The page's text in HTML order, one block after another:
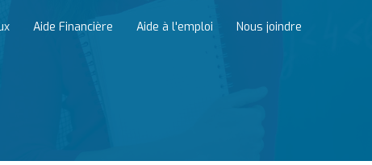
Aide Financière Aide à l'emploi Nous joindre